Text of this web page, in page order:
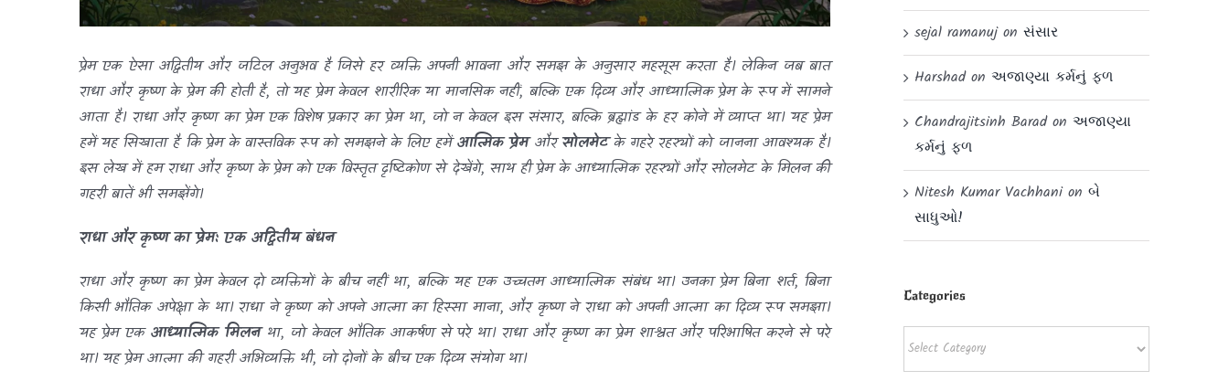
प्रेम एक ऐसा अद्वितीय और जटिल अनुभव है जिसे हर व्यक्ति अपनी भावना और समझ के अनुसार महसूस करता है। लेकिन जब बात
राधा और कृष्ण के प्रेम की होती है, तो यह प्रेम केवल शारीरिक या मानसिक नहीं, बल्कि एक दिव्य और आध्यात्मिक प्रेम के रूप में सामने
आता है। राधा और कृष्ण का प्रेम एक विशेष प्रकार का प्रेम था, जो न केवल इस संसार, बल्कि ब्रह्मांड के हर कोने में व्याप्त था। यह प्रेम
हमें यह सिखाता है कि प्रेम के वास्तविक रूप को समझने के लिए हमेंआत्मिक प्रेमऔरसोलमेटके गहरे रहस्यों को जानना आवश्यक है।
इस लेख में हम राधा और कृष्ण के प्रेम को एक विस्तृत दृष्टिकोण से देखेंगे, साथ ही प्रेम के आध्यात्मिक रहस्यों और सोलमेट के मिलन की
गहरी बातें भी समझेंगे।
राधा और कृष्ण का प्रेम: एक अद्वितीय बंधन
राधा और कृष्ण का प्रेम केवल दो व्यक्तियों के बीच नहीं था, बल्कि यह एक उच्चतम आध्यात्मिक संबंध था। उनका प्रेम बिना शर्त, बिना
किसी भौतिक अपेक्षा के था। राधा ने कृष्ण को अपने आत्मा का हिस्सा माना, और कृष्ण ने राधा को अपनी आत्मा का दिव्य रूप समझा।
यह प्रेम एक आध्यात्मिक मिलनथा, जो केवल भौतिक आकर्षण से परे था। राधा और कृष्ण का प्रेम शाश्वत और परिभाषित करने से परे
था। यह प्रेम आत्मा की गहरी अभिव्यक्ति थी, जो दोनों के बीच एक दिव्य संयोग था।
sejal ramanujon સંસાર
Harshadon અજાણ્યા કર્મનું ફળ
Chandrajitsinh Baradon અજાણ્યા
કર્મનું ફળ
Nitesh Kumar Vachhanion બે
સાધુઓ!
Categories
Categories